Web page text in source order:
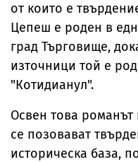
от които е
Цепеш е роден в
град Търговище,
източници той е
"Котидианул".
Освен това романът
се позовават
историческа база,